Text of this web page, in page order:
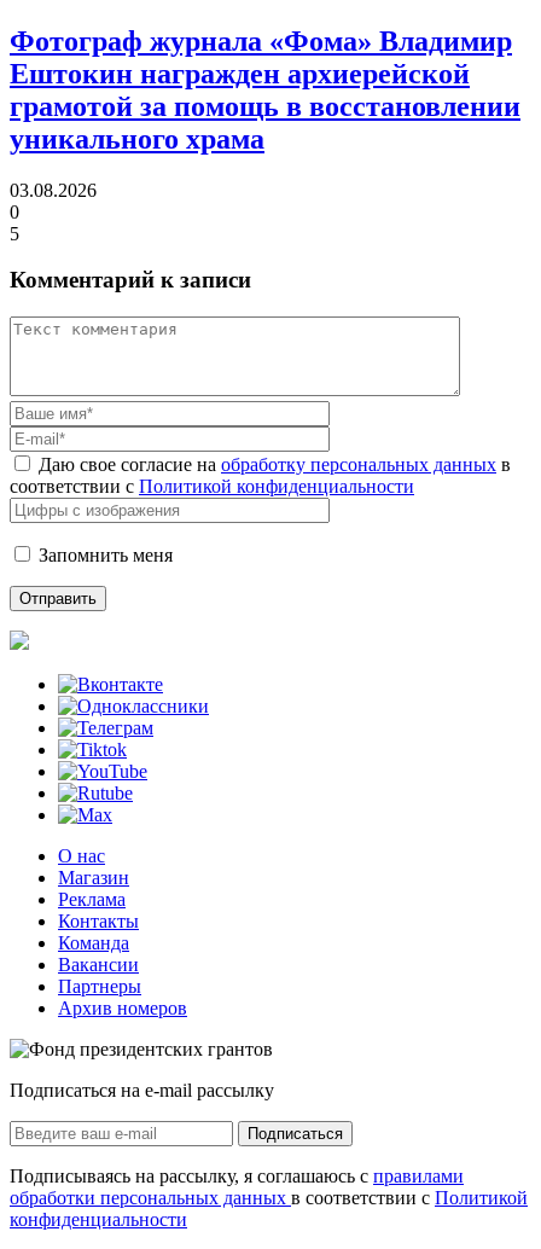
Фотограф журнала «Фома» Владимир
Ештокин награжден архиерейской
грамотой за помощь в восстановлении
уникального храма
03.08.2026
0
5
Комментарий к записи
Даю свое согласие на обработку персональных данных в
соответствии с Политикой конфиденциальности
Запомнить меня
О нас
Магазин
Реклама
Контакты
Команда
Вакансии
Партнеры
Архив номеров
Подписаться на e-mail рассылку
Подписаться
Подписываясь на рассылку, я соглашаюсь с правилами
обработки персональных данных в соответствии с Политикой
конфиденциальности